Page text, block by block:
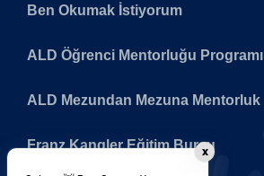
Ben Okumak İstiyorum
ALD Öğrenci Mentorluğu Programı
ALD Mezundan Mezuna Mentorluk
Franz Kangler Eğitim Bursu
x